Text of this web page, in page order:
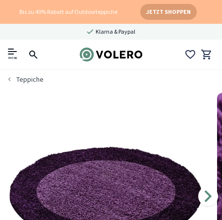
Bis zu 40% Rabatt auf Outdoorteppiche JETZT SHOPPEN
Klarna & Paypal
menu
Teppiche